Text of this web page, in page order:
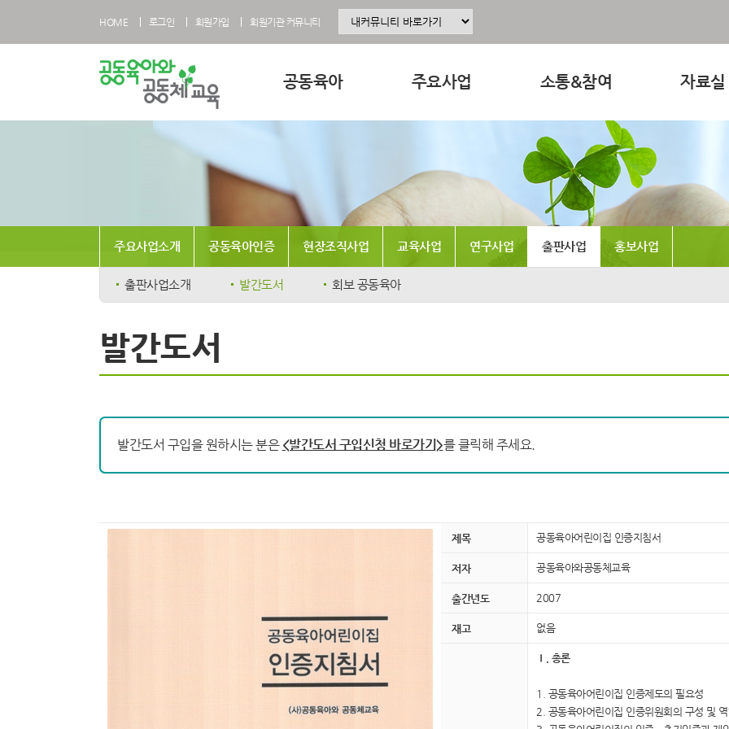
HOME 로그인 회원가입 회원기관 커뮤니티
공동육아
공동육아 초등과정
공동육아사회적협동조합
전국공동육아현황
공동육아 FAQ
주요사업
공동육아인증
교육사업
연구사업
홍보사업
소통&참여
공지사항
공동육아 ing
무엇이든 물어보세요
터전 소식
교사모집/교사구직
알리고 싶어요
자료실
참고도서
뉴스레터
발간도서
주요사업소개 공동육아인증 현장조직사업 교육사업 연구사업 출판사업
출판사업소개 발간도서 회보 공동육아
홍보사업
발간도서
발간도서 구입을 원하시는 분은 <발간도서 구입신청 바로가기>를 클릭해 주세요.
제목 공동육아어린이집 인증지침서
저자 공동육아와공동체교육
출간년도 2007
재고 없음
Ⅰ. 총론
1. 공동육아어린이집 인증제도의 필요성
2. 공동육아어린이집 인증위원회의 구성 및